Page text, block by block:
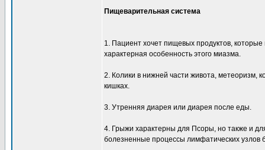
Пищеварительная система
1. Пациент хочет пищевых продуктов,
характерная особенность этого миазма.
2. Колики в нижней части живота, метеоризм,
кишках.
3. Утренняя диарея или диарея после еды.
4. Грыжи характерны для Псоры, но также и
болезненные процессы лимфатических узлов